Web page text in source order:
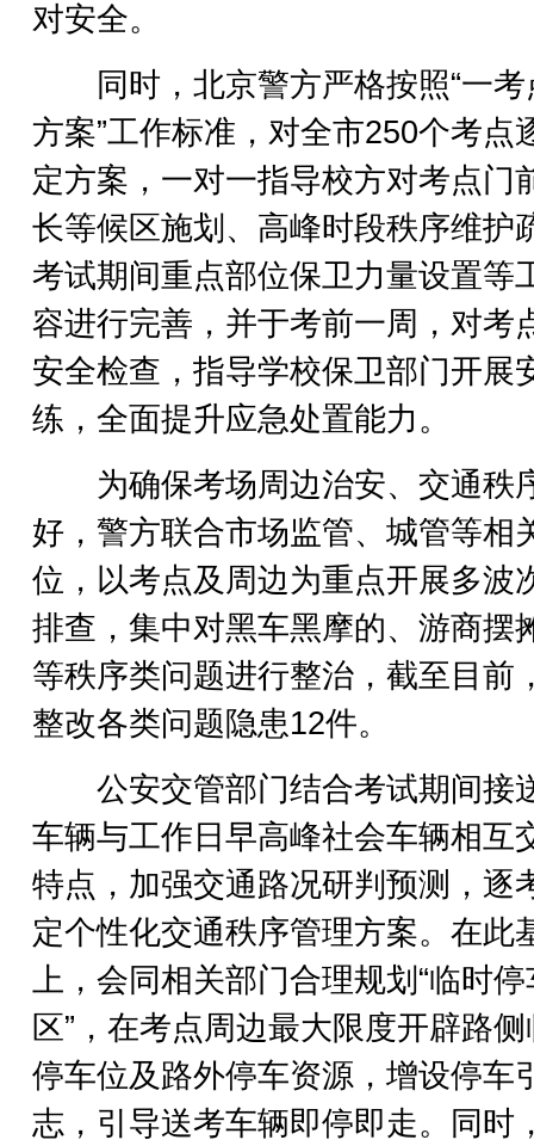
对安全。
同时，北京警方严格按照“一考
方案”工作标准，对全市250个考点
定方案，一对一指导校方对考点门
长等候区施划、高峰时段秩序维护
考试期间重点部位保卫力量设置等
容进行完善，并于考前一周，对考
安全检查，指导学校保卫部门开展
练，全面提升应急处置能力。
为确保考场周边治安、交通秩
好，警方联合市场监管、城管等相
位，以考点及周边为重点开展多波
排查，集中对黑车黑摩的、游商摆
等秩序类问题进行整治，截至目前
整改各类问题隐患12件。
公安交管部门结合考试期间接
车辆与工作日早高峰社会车辆相互
特点，加强交通路况研判预测，逐
定个性化交通秩序管理方案。在此
上，会同相关部门合理规划“临时停
区”，在考点周边最大限度开辟路
停车位及路外停车资源，增设停车
志，引导送考车辆即停即走。同时